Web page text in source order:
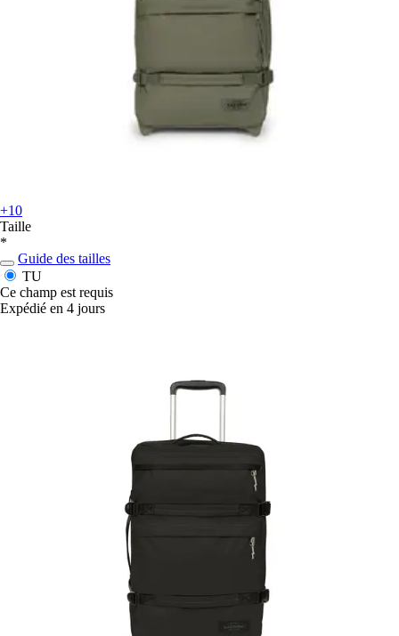
+10
Taille
*
Guide des tailles
TU
Ce champ est requis
Expédié en 4 jours